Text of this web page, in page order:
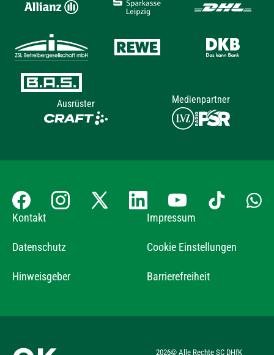
Ausrüster Medienpartner
Kontakt Impressum
Datenschutz Cookie Einstellungen
Hinweisgeber Barrierefreiheit
2026© Alle Rechte SC DHfK